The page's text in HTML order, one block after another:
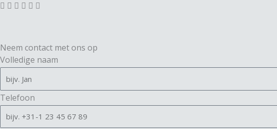
Neem contact met ons op
Volledige naam
Telefoon